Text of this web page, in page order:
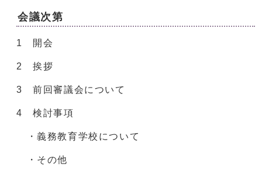
会議次第
1 開会
2 挨拶
3 前回審議会について
4 検討事項
・義務教育学校について
・その他